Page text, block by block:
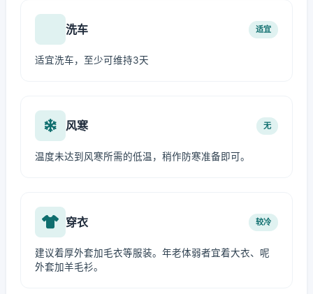
洗车 适宜
适宜洗车，至少可维持3天
风寒 无
温度未达到风寒所需的低温，稍作防寒准备即可。
穿衣 较冷
建议着厚外套加毛衣等服装。年老体弱者宜着大衣、呢
外套加羊毛衫。